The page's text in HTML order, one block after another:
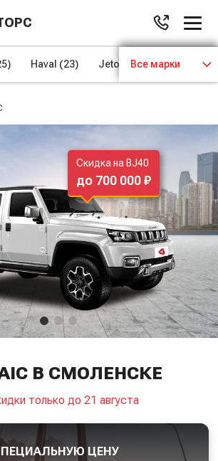
Haval (23) Jetour (8) Kaiyi (4)
Все марки
В СМОЛЕНСКЕ
только до 21 августа
ЦЕНУ
Скидка на BJ40
до 700 000 ₽